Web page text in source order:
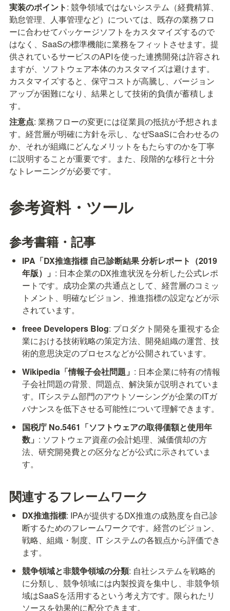
実装のポイント: 競争領域ではないシステム（経費精算、
勤怠管理、人事管理など）については、既存の業務フロ
ーに合わせてパッケージソフトをカスタマイズするので
はなく、SaaSの標準機能に業務をフィットさせます。提
供されているサービスのAPIを使った連携開発は許容され
ますが、ソフトウェア本体のカスタマイズは避けます。
カスタマイズすると、保守コストが高騰し、バージョン
アップが困難になり、結果として技術的負債が蓄積しま
す。
注意点: 業務フローの変更には従業員の抵抗が予想されま
す。経営層が明確に方針を示し、なぜSaaSに合わせるの
か、それが組織にどんなメリットをもたらすのかを丁寧
に説明することが重要です。また、段階的な移行と十分
なトレーニングが必要です。
参考資料・ツール
参考書籍・記事
IPA「DX推進指標 自己診断結果 分析レポート（2019
年版）」 : 日本企業のDX推進状況を分析した公式レポ
ートです。成功企業の共通点として、経営層のコミッ
トメント、明確なビジョン、推進指標の設定などが示
されています。
freee Developers Blog: プロダクト開発を重視する企
業における技術戦略の策定方法、開発組織の運営、技
術的意思決定のプロセスなどが公開されています。
Wikipedia「情報子会社問題」 : 日本企業に特有の情報
子会社問題の背景、問題点、解決策が説明されていま
す。ITシステム部門のアウトソーシングが企業のITガ
バナンスを低下させる可能性について理解できます。
国税庁 No.5461「ソフトウェアの取得価額と使用年
数」 : ソフトウェア資産の会計処理、減価償却の方
法、研究開発費との区分などが公式に示されていま
す。
関連するフレームワーク
DX推進指標: IPAが提供するDX推進の成熟度を自己診
断するためのフレームワークです。経営のビジョン、
戦略、組織・制度、IT システムの各観点から評価でき
ます。
競争領域と非競争領域の分類: 自社システムを戦略的
に分類し、競争領域には内製投資を集中し、非競争領
域はSaaSを活用するという考え方です。限られたリ
ソースを効果的に配分できます。